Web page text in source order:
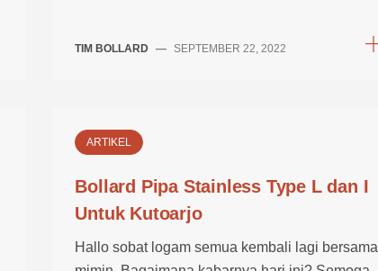
TIM BOLLARD — SEPTEMBER 22, 2022
ARTIKEL
Bollard Pipa Stainless Type L dan I
Untuk Kutoarjo
Hallo sobat logam semua kembali lagi bersama